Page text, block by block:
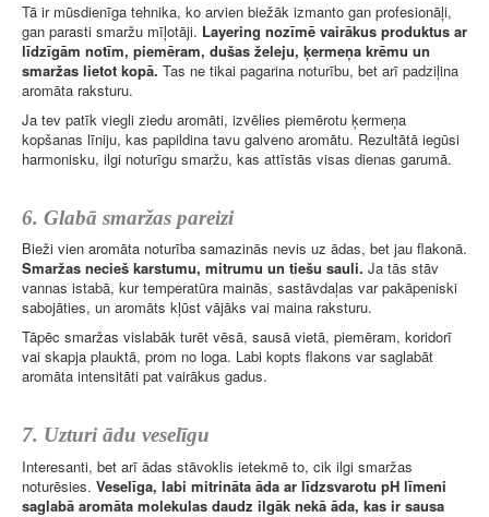
Tā ir mūsdienīga tehnika, ko arvien biežāk izmanto gan profesionāļi,
gan parasti smaržu mīļotāji. Layering nozīmē vairākus produktus ar
līdzīgām notīm, piemēram, dušas želeju, ķermeņa krēmu un
smaržas lietot kopā. Tas ne tikai pagarina noturību, bet arī padziļina
aromāta raksturu.
Ja tev patīk viegli ziedu aromāti, izvēlies piemērotu ķermeņa
kopšanas līniju, kas papildina tavu galveno aromātu. Rezultātā iegūsi
harmonisku, ilgi noturīgu smaržu, kas attīstās visas dienas garumā.
6. Glabā smaržas pareizi
Bieži vien aromāta noturība samazinās nevis uz ādas, bet jau flakonā.
Smaržas necieš karstumu, mitrumu un tiešu sauli. Ja tās stāv
vannas istabā, kur temperatūra mainās, sastāvdaļas var pakāpeniski
sabojāties, un aromāts kļūst vājāks vai maina raksturu.
Tāpēc smaržas vislabāk turēt vēsā, sausā vietā, piemēram, koridorī
vai skapja plauktā, prom no loga. Labi kopts flakons var saglabāt
aromāta intensitāti pat vairākus gadus.
7. Uzturi ādu veselīgu
Interesanti, bet arī ādas stāvoklis ietekmē to, cik ilgi smaržas
noturēsies. Veselīga, labi mitrināta āda ar līdzsvarotu pH līmeni
saglabā aromāta molekulas daudz ilgāk nekā āda, kas ir sausa